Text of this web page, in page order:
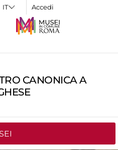
Accedi
CANONICA A